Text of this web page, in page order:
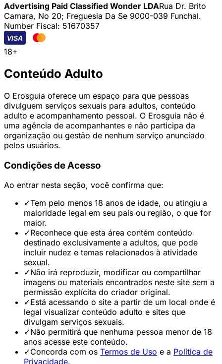
Advertising Paid Classified Wonder LDARua Dr. Brito
Camara, No 20; Freguesia Da Se 9000-039 Funchal.
Number Fiscal: 51670357
VISA
18+
Conteúdo Adulto
O Erosguia oferece um espaço para que pessoas
divulguem serviços sexuais para adultos, conteúdo
adulto e acompanhamento pessoal. O Erosguia não é
uma agência de acompanhantes e não participa da
organização ou gestão de nenhum serviço anunciado
pelos usuários.
Condições de Acesso
Ao entrar nesta seção, você confirma que:
✓Tem pelo menos 18 anos de idade, ou atingiu a
maioridade legal em seu país ou região, o que for
maior.
✓Reconhece que esta área contém conteúdo
destinado exclusivamente a adultos, que pode
incluir nudez e temas relacionados à atividade
sexual.
✓Não irá reproduzir, modificar ou compartilhar
imagens ou materiais encontrados neste site sem a
permissão explícita do criador original.
✓Está acessando o site a partir de um local onde é
legal visualizar conteúdo adulto e sites que
divulgam serviços sexuais.
✓Não permitirá que nenhuma pessoa menor de 18
anos acesse este conteúdo.
✓Concorda com os Termos de Uso e a Política de
Privacidade.